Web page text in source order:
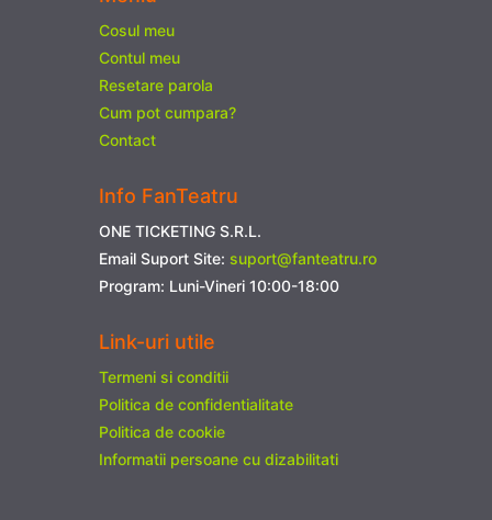
Cosul meu
Contul meu
Resetare parola
Cum pot cumpara?
Contact
Info FanTeatru
ONE TICKETING S.R.L.
Email Suport Site: suport@fanteatru.ro
Program: Luni-Vineri 10:00-18:00
Link-uri utile
Termeni si conditii
Politica de confidentialitate
Politica de cookie
Informatii persoane cu dizabilitati